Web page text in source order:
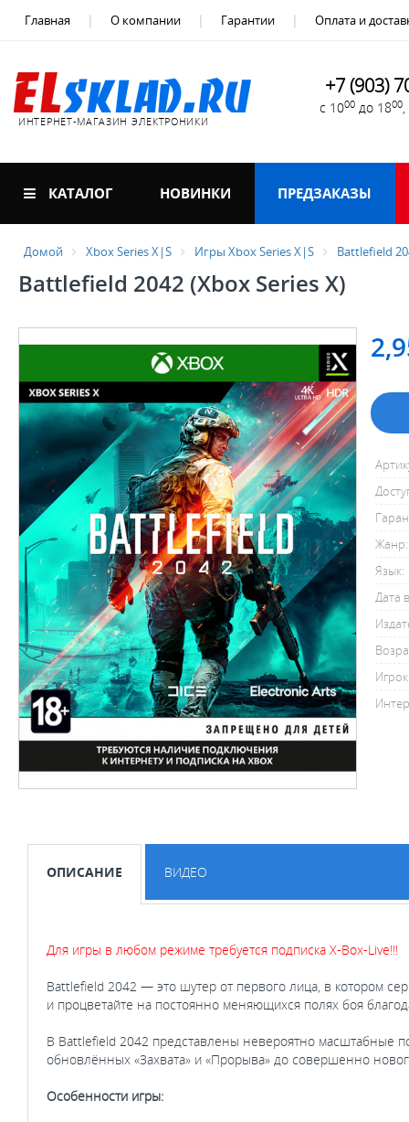
Главная О компании Гарантии Оплата и
ИНТЕРНЕТ-МАГАЗИН ЭЛЕКТРОНИКИ
+7 (903)
с 1000 до 1800
КАТАЛОГ НОВИНКИ ПРЕДЗАКАЗЫ
Домой Xbox Series X|S Игры Xbox Series X|S Battlefield
Battlefield 2042 (Xbox Series X)
Жанр:
Язык:
Дата
ОПИСАНИЕ ВИДЕО
Для игры в любом режиме требуется подписка X-Box-Live!!!
Battlefield 2042 — это шутер от первого лица, в котором
и процветайте на постоянно меняющихся полях боя
В Battlefield 2042 представлены невероятно масштабные
обновлённых «Захвата» и «Прорыва» до совершенно
Особенности игры: